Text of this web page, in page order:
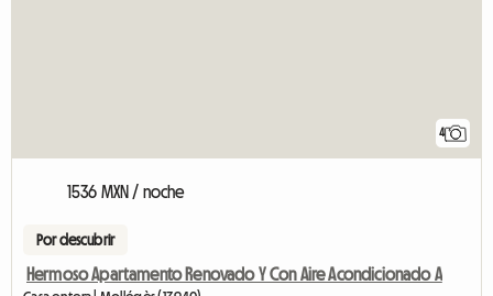
4
1536 MXN / noche
Por descubrir
Hermoso Apartamento Renovado Y Con Aire Acondicionado A